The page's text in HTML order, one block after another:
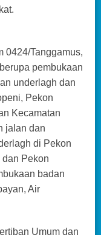
0424/Tanggamus,
pembukaan
underlagh dan
Pekon
Kecamatan
jalan dan
di Pekon
Pekon
badan
Air
Umum dan